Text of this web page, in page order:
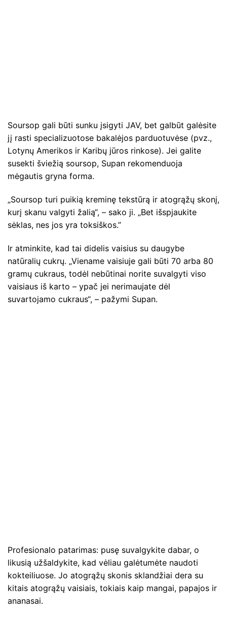
Soursop gali būti sunku įsigyti JAV, bet galbūt galėsite
jį rasti specializuotose bakalėjos parduotuvėse (pvz.,
Lotynų Amerikos ir Karibų jūros rinkose). Jei galite
susekti šviežią soursop, Supan rekomenduoja
mėgautis gryna forma.
„Soursop turi puikią kreminę tekstūrą ir atogrąžų skonį,
kurį skanu valgyti žalią“, – sako ji. „Bet išspjaukite
sėklas, nes jos yra toksiškos.”
Ir atminkite, kad tai didelis vaisius su daugybe
natūralių cukrų. „Viename vaisiuje gali būti 70 arba 80
gramų cukraus, todėl nebūtinai norite suvalgyti viso
vaisiaus iš karto – ypač jei nerimaujate dėl
suvartojamo cukraus“, – pažymi Supan.
Profesionalo patarimas: pusę suvalgykite dabar, o
likusią užšaldykite, kad vėliau galėtumėte naudoti
kokteiliuose. Jo atogrąžų skonis sklandžiai dera su
kitais atogrąžų vaisiais, tokiais kaip mangai, papajos ir
ananasai.